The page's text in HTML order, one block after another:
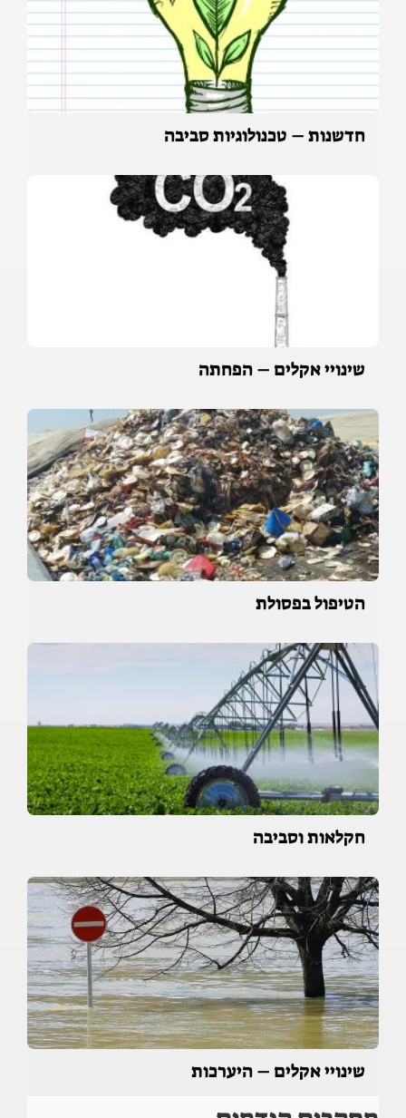
חדשנות – טכנולוגיות סביבה
שינויי אקלים – הפחתה
הטיפול בפסולת
חקלאות וסביבה
שינויי אקלים – היערכות